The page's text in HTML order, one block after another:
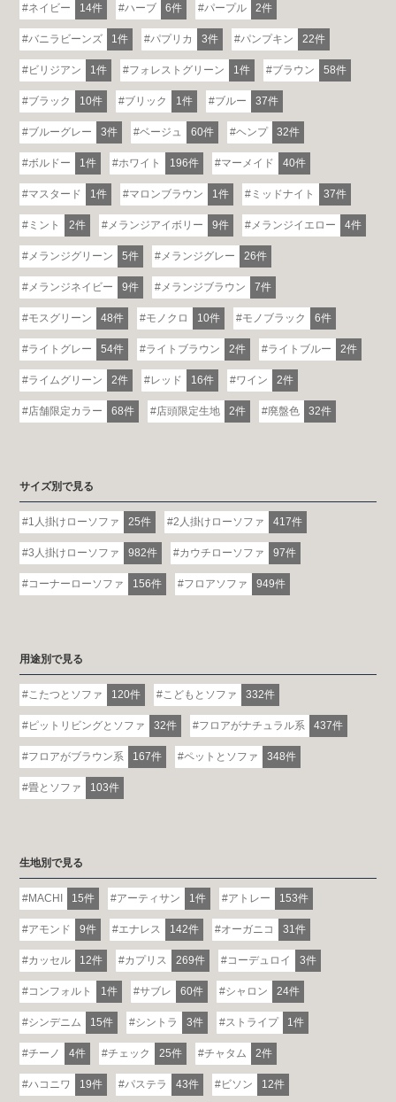
各地で出張ショールームを開催！
この機会にHAREMのソファをお試しくだ
さい。
※一部日時は予約制
詳しくはこちら
ネイビー 14件 ハーブ 6件 パープル 2件
バニラビーンズ 1件 パプリカ 3件 パンプキン 22件
ビリジアン 1件 フォレストグリーン 1件 ブラウン 58件
ブラック 10件 ブリック 1件 ブルー 37件
ブルーグレー 3件 ベージュ 60件 ヘンプ 32件
ボルドー 1件 ホワイト 196件 マーメイド 40件
マスタード 1件 マロンブラウン 1件 ミッドナイト 37件
ミント 2件 メランジアイボリー 9件 メランジイエロー 4件
メランジグリーン 5件 メランジグレー 26件
メランジネイビー 9件 メランジブラウン 7件
モスグリーン 48件 モノクロ 10件 モノブラック 6件
ライトグレー 54件 ライトブラウン 2件 ライトブルー 2件
ライムグリーン 2件 レッド 16件 ワイン 2件
店舗限定カラー 68件 店頭限定生地 2件 廃盤色 32件
サイズ別で見る
1人掛けローソファ 25件 2人掛けローソファ 417件
3人掛けローソファ 982件 カウチローソファ 97件
コーナーローソファ 156件 フロアソファ 949件
用途別で見る
こたつとソファ 120件 こどもとソファ 332件
ピットリビングとソファ 32件 フロアがナチュラル系 437件
フロアがブラウン系 167件 ペットとソファ 348件
畳とソファ 103件
生地別で見る
MACHI 15件 アーティサン 1件 アトレー 153件
アモンド 9件 エナレス 142件 オーガニコ 31件
カッセル 12件 カプリス 269件 コーデュロイ 3件
コンフォルト 1件 サブレ 60件 シャロン 24件
シンデニム 15件 シントラ 3件 ストライプ 1件
チーノ 4件 チェック 25件 チャタム 2件
ハコニワ 19件 パステラ 43件 ビソン 12件